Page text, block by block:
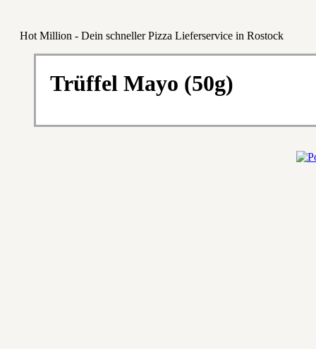
Hot Million - Dein schneller Pizza Lieferservice in Rostock
Trüffel Mayo (50g)